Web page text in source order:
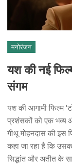
मनोरंजन
यश की नई
संगम
यश की आगामी फिल्म
प्रशंसकों को एक भव्य
गीथू मोहनदास की इस
कहा जा रहा है कि
सिद्धांत और अतीत के